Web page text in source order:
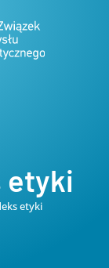
etyki
etyki